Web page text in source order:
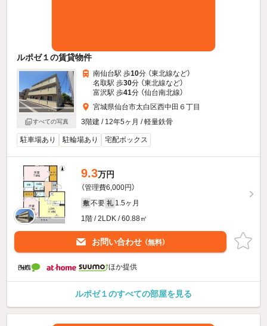
ルポゼ１の賃貸物件
すべての写真
南仙台駅 歩10分 （東北線など）
名取駅 歩30分 （東北線など）
富沢駅 歩41分 （仙台南北線）
宮城県仙台市太白区西中田６丁目
3階建 / 12年5ヶ月 / 軽量鉄骨
駐車場あり 駐輪場あり 宅配ボックス
9.3万円
（管理費6,000円）
敷 不要 礼 1.5ヶ月
1階 / 2LDK / 60.88㎡
お問い合わせ （無料）
ほか提供
ルポゼ１のすべての部屋を見る